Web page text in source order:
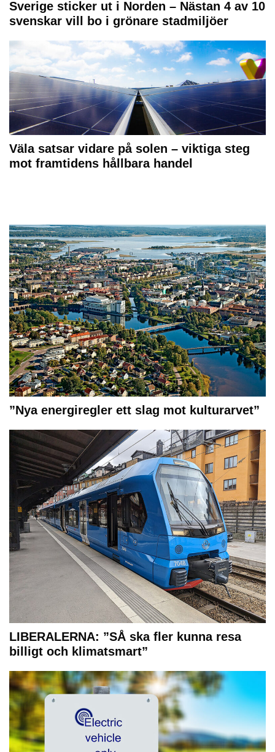
Sverige sticker ut i Norden – Nästan 4 av 10
svenskar vill bo i grönare stadmiljöer
Väla satsar vidare på solen – viktiga steg
mot framtidens hållbara handel
”Nya energiregler ett slag mot kulturarvet”
LIBERALERNA: ”SÅ ska fler kunna resa
billigt och klimatsmart”